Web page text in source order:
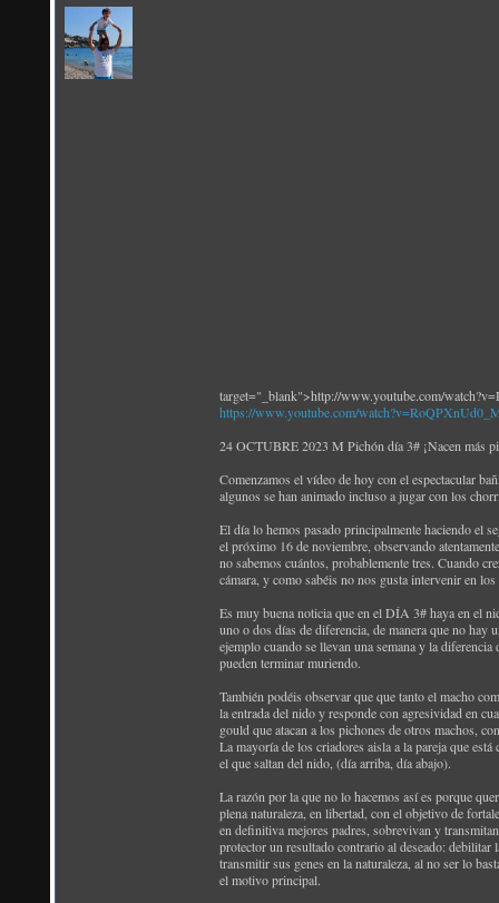
target="_blank">http://www.youtube.com/
https://www.youtube.com/
24 OCTUBRE 2023 M Pichón día 3# ¡Nacen más
Comenzamos el vídeo de hoy con el espectacular
algunos se han animado incluso a jugar con los
El día lo hemos pasado principalmente haciendo el
el próximo 16 de noviembre, observando
no sabemos cuántos, probablemente tres. Cuando
cámara, y como sabéis no nos gusta intervenir en
Es muy buena noticia que en el DÍA 3# haya en el
uno o dos días de diferencia, de manera que no hay
ejemplo cuando se llevan una semana y la
pueden terminar muriendo.
También podéis observar que que tanto el macho
la entrada del nido y responde con agresividad en
gould que atacan a los pichones de otros machos,
La mayoría de los criadores aisla a la pareja que
el que saltan del nido, (día arriba, día abajo).
La razón por la que no lo hacemos así es porque
plena naturaleza, en libertad, con el objetivo de
en definitiva mejores padres, sobrevivan y
protector un resultado contrario al deseado:
transmitir sus genes en la naturaleza, al no ser lo
el motivo principal.